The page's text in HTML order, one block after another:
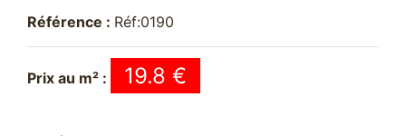
Référence : Réf:0190
Prix au m² : 19.8 €